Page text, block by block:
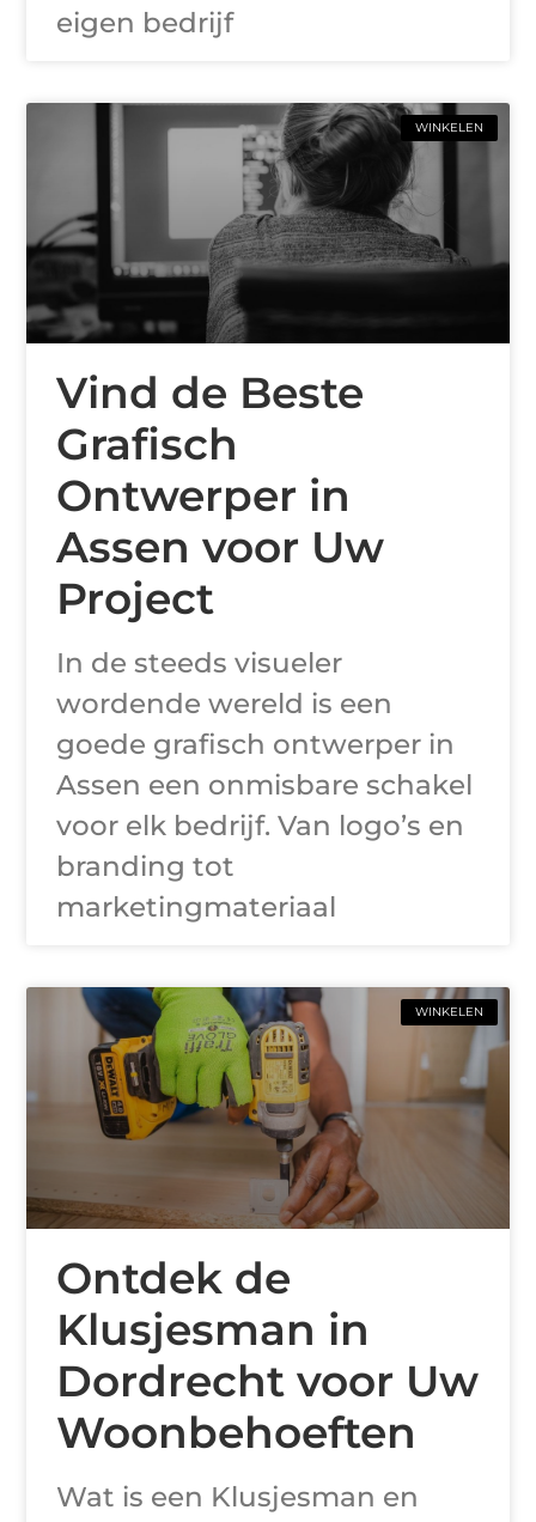
eigen bedrijf
WINKELEN
Vind de Beste
Grafisch
Ontwerper in
Assen voor Uw
Project
In de steeds visueler
wordende wereld is een
goede grafisch ontwerper in
Assen een onmisbare schakel
voor elk bedrijf. Van logo’s en
branding tot
marketingmateriaal
WINKELEN
Ontdek de
Klusjesman in
Dordrecht voor Uw
Woonbehoeften
Wat is een Klusjesman en